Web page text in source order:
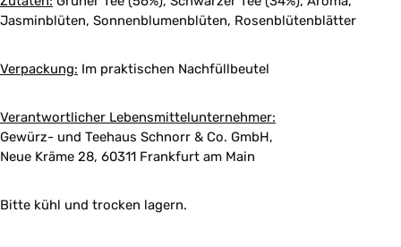
Jasminblüten, Sonnenblumenblüten, Rosenblütenblätter
Verpackung: Im praktischen Nachfüllbeutel
Verantwortlicher Lebensmittelunternehmer:
Gewürz- und Teehaus Schnorr & Co. GmbH,
Neue Kräme 28, 60311 Frankfurt am Main
Bitte kühl und trocken lagern.